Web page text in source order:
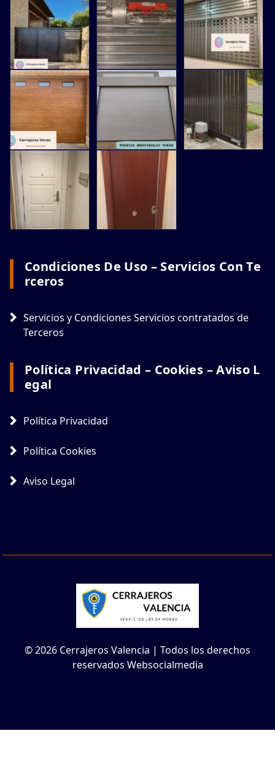
Condiciones De Uso – Servicios Con Te
Rceros
Servicios y Condiciones Servicios contratados de
Terceros
Política Privacidad – Cookies – Aviso L
Egal
Política Privacidad
Política Cookies
Aviso Legal
© 2026 Cerrajeros Valencia | Todos los derechos
reservados Websocialmedia